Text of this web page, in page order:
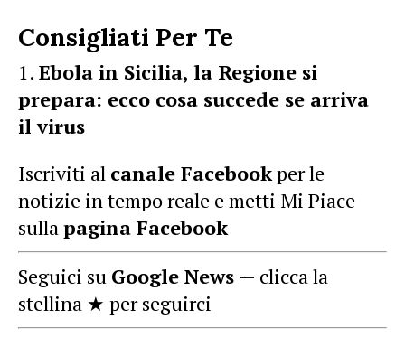
Consigliati Per Te
Ebola in Sicilia, la Regione si
prepara: ecco cosa succede se arriva
il virus
Iscriviti al canale Facebookper le
notizie in tempo reale e metti Mi Piace
sullapagina Facebook
Seguici su Google News — clicca la
stellina ★ per seguirci